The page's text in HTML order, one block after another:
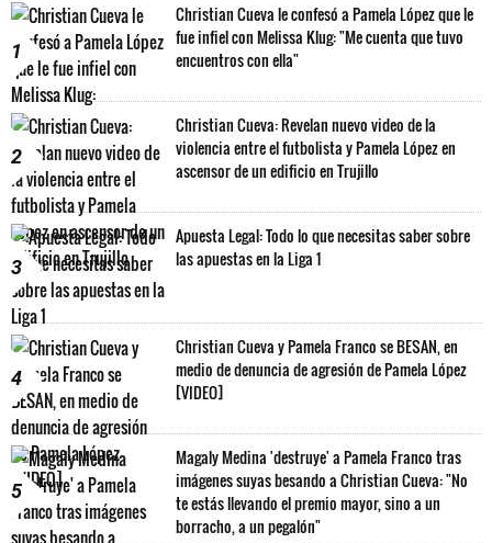
1
Christian Cueva le confesó a Pamela López que le
fue infiel con Melissa Klug: "Me cuenta que tuvo
encuentros con ella"
2
Christian Cueva: Revelan nuevo video de la
violencia entre el futbolista y Pamela López en
ascensor de un edificio en Trujillo
3
Apuesta Legal: Todo lo que necesitas saber sobre
las apuestas en la Liga 1
4
Christian Cueva y Pamela Franco se BESAN, en
medio de denuncia de agresión de Pamela López
[VIDEO]
5
Magaly Medina 'destruye' a Pamela Franco tras
imágenes suyas besando a Christian Cueva: "No
te estás llevando el premio mayor, sino a un
borracho, a un pegalón"